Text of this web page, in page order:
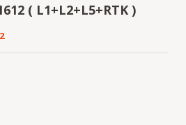
( L1+L2+L5+RTK )